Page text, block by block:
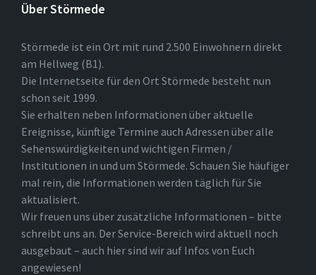
Über Störmede
Störmede ist ein Ort mit rund 2.500 Einwohnern direkt
am Hellweg (B1).
Die Internetseite für den Ort Störmede besteht nun
schon seit 1999.
Sie erhalten neben Informationen über aktuelle
Ereignisse, künftige Termine auch Adressen über alle
Sehenswürdigkeiten und wichtigen Firmen /
Institutionen in und um Störmede. Schauen Sie häufiger
mal rein, die Informationen werden täglich für Sie
aktualisiert.
Wir freuen uns über zusätzliche Informationen – bitte
schreibt uns an. Der Service-Bereich wird aktuell noch
ausgebaut – auch hier sind wir auf Infos von Euch
angewiesen!